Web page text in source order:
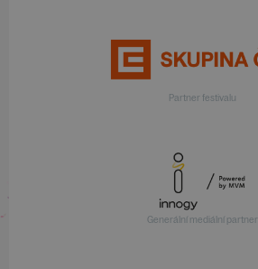
Partner festivalu
Generální mediální partner